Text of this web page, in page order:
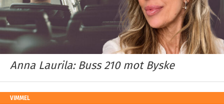
Anna Laurila: Buss 210 mot Byske
VIMMEL